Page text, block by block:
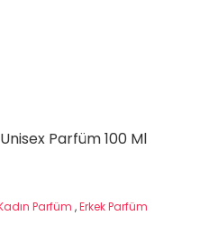
Parfüm 100 Ml
Parfüm ,Erkek Parfüm